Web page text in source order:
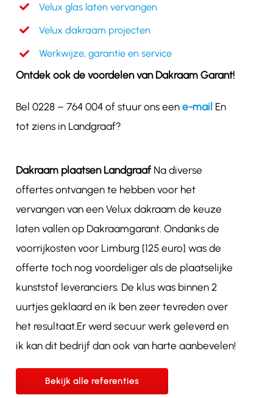
Velux glas laten vervangen
Velux dakraam projecten
Werkwijze, garantie en service
Ontdek ook de voordelen van Dakraam Garant!
Bel 0228 – 764 004 of stuur ons een e-mail En
tot ziens in Landgraaf?
Dakraam plaatsen LandgraafNa diverse
offertes ontvangen te hebben voor het
vervangen van een Velux dakraam de keuze
laten vallen op Dakraamgarant. Ondanks de
voorrijkosten voor Limburg [125 euro] was de
offerte toch nog voordeliger als de plaatselijke
kunststof leveranciers. De klus was binnen 2
uurtjes geklaard en ik ben zeer tevreden over
het resultaat.Er werd secuur werk geleverd en
ik kan dit bedrijf dan ook van harte aanbevelen!
Bekijk alle referenties